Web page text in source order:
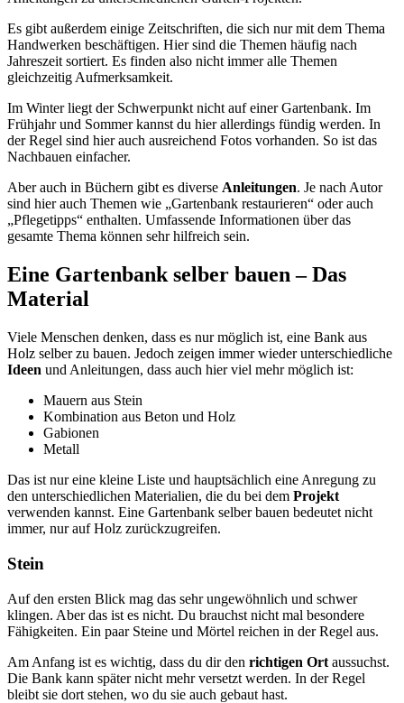
Es gibt außerdem einige Zeitschriften, die sich nur mit dem Thema
Handwerken beschäftigen. Hier sind die Themen häufig nach
Jahreszeit sortiert. Es finden also nicht immer alle Themen
gleichzeitig Aufmerksamkeit.
Im Winter liegt der Schwerpunkt nicht auf einer Gartenbank. Im
Frühjahr und Sommer kannst du hier allerdings fündig werden. In
der Regel sind hier auch ausreichend Fotos vorhanden. So ist das
Nachbauen einfacher.
Aber auch in Büchern gibt es diverse Anleitungen. Je nach Autor
sind hier auch Themen wie „Gartenbank restaurieren“ oder auch
„Pflegetipps“ enthalten. Umfassende Informationen über das
gesamte Thema können sehr hilfreich sein.
Eine Gartenbank selber bauen – Das
Material
Viele Menschen denken, dass es nur möglich ist, eine Bank aus
Holz selber zu bauen. Jedoch zeigen immer wieder unterschiedliche
Ideen und Anleitungen, dass auch hier viel mehr möglich ist:
Mauern aus Stein
Kombination aus Beton und Holz
Gabionen
Metall
Das ist nur eine kleine Liste und hauptsächlich eine Anregung zu
den unterschiedlichen Materialien, die du bei dem Projekt
verwenden kannst. Eine Gartenbank selber bauen bedeutet nicht
immer, nur auf Holz zurückzugreifen.
Stein
Auf den ersten Blick mag das sehr ungewöhnlich und schwer
klingen. Aber das ist es nicht. Du brauchst nicht mal besondere
Fähigkeiten. Ein paar Steine und Mörtel reichen in der Regel aus.
Am Anfang ist es wichtig, dass du dir den richtigen Ort aussuchst.
Die Bank kann später nicht mehr versetzt werden. In der Regel
bleibt sie dort stehen, wo du sie auch gebaut hast.